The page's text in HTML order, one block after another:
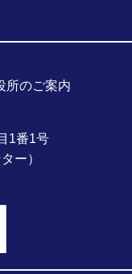
1番1号
ー）
所のご案内